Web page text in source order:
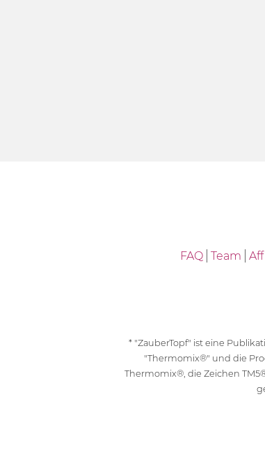
FAQ Team
* "ZauberTopf" ist eine
"Thermomix®" und die
Thermomix®, die Zeichen